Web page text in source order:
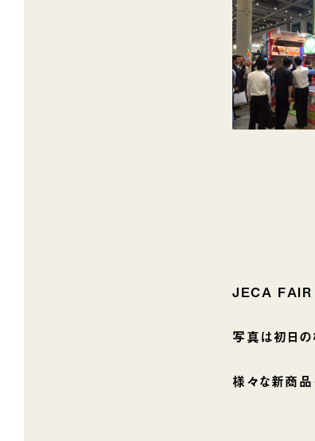
JECA FAIR
写真は初日の
様々な新商品